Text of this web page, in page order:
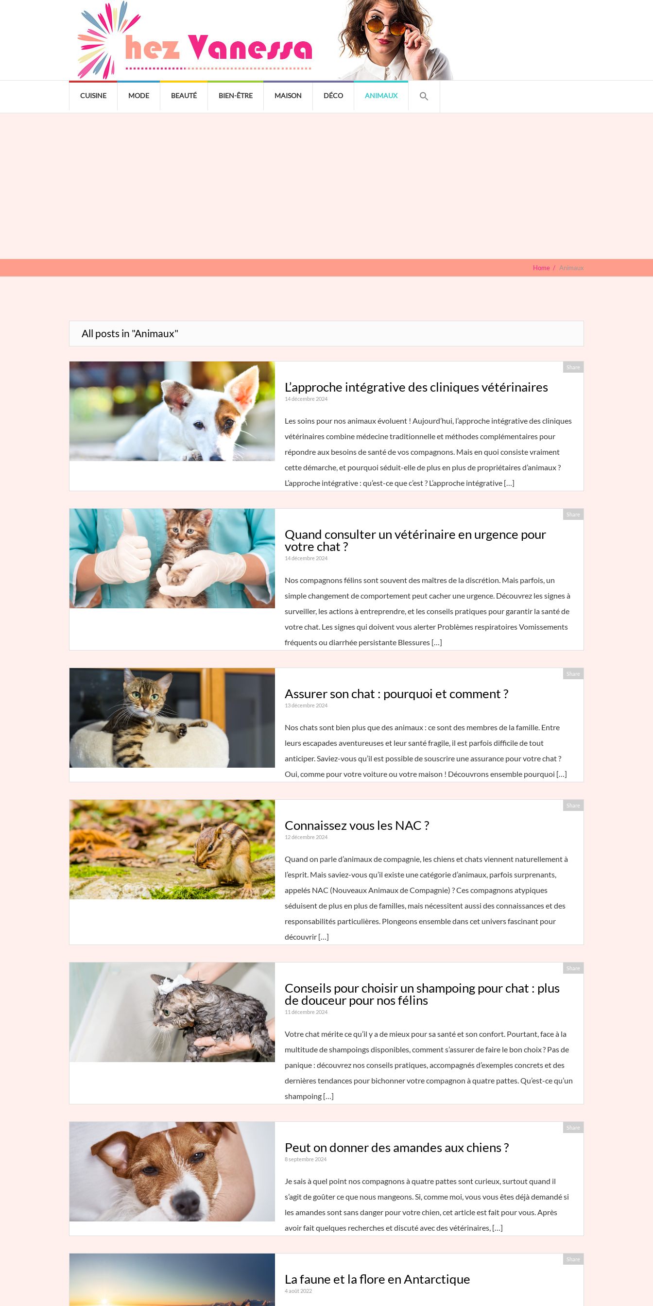
CUISINE MODE BEAUTÉ BIEN-ÊTRE MAISON DÉCO ANIMAUX
Home / Animaux
All posts in "Animaux"
Share
L’approche intégrative des cliniques vétérinaires
14 décembre 2024
Les soins pour nos animaux évoluent ! Aujourd’hui, l’approche intégrative des cliniques
vétérinaires combine médecine traditionnelle et méthodes complémentaires pour
répondre aux besoins de santé de vos compagnons. Mais en quoi consiste vraiment
cette démarche, et pourquoi séduit-elle de plus en plus de propriétaires d’animaux ?
L’approche intégrative : qu’est-ce que c’est ? L’approche intégrative […]
Share
Quand consulter un vétérinaire en urgence pour
votre chat ?
14 décembre 2024
Nos compagnons félins sont souvent des maîtres de la discrétion. Mais parfois, un
simple changement de comportement peut cacher une urgence. Découvrez les signes à
surveiller, les actions à entreprendre, et les conseils pratiques pour garantir la santé de
votre chat. Les signes qui doivent vous alerter Problèmes respiratoires Vomissements
fréquents ou diarrhée persistante Blessures […]
Share
Assurer son chat : pourquoi et comment ?
13 décembre 2024
Nos chats sont bien plus que des animaux : ce sont des membres de la famille. Entre
leurs escapades aventureuses et leur santé fragile, il est parfois difficile de tout
anticiper. Saviez-vous qu’il est possible de souscrire une assurance pour votre chat ?
Oui, comme pour votre voiture ou votre maison ! Découvrons ensemble pourquoi […]
Share
Connaissez vous les NAC ?
12 décembre 2024
Quand on parle d’animaux de compagnie, les chiens et chats viennent naturellement à
l’esprit. Mais saviez-vous qu’il existe une catégorie d’animaux, parfois surprenants,
appelés NAC (Nouveaux Animaux de Compagnie) ? Ces compagnons atypiques
séduisent de plus en plus de familles, mais nécessitent aussi des connaissances et des
responsabilités particulières. Plongeons ensemble dans cet univers fascinant pour
découvrir […]
Share
Conseils pour choisir un shampoing pour chat : plus
de douceur pour nos félins
11 décembre 2024
Votre chat mérite ce qu’il y a de mieux pour sa santé et son confort. Pourtant, face à la
multitude de shampoings disponibles, comment s’assurer de faire le bon choix ? Pas de
panique : découvrez nos conseils pratiques, accompagnés d’exemples concrets et des
dernières tendances pour bichonner votre compagnon à quatre pattes. Qu’est-ce qu’un
shampoing […]
Share
Peut on donner des amandes aux chiens ?
8 septembre 2024
Je sais à quel point nos compagnons à quatre pattes sont curieux, surtout quand il
s’agit de goûter ce que nous mangeons. Si, comme moi, vous vous êtes déjà demandé si
les amandes sont sans danger pour votre chien, cet article est fait pour vous. Après
avoir fait quelques recherches et discuté avec des vétérinaires, […]
Share
La faune et la flore en Antarctique
4 août 2022